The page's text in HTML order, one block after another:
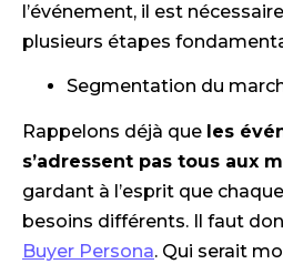
l’événement, il est
plusieurs étapes
Segmentation du
Rappelons déjà que les
s’adressent pas tous aux
gardant à l’esprit que
besoins différents. Il faut
Buyer Persona. Qui serait